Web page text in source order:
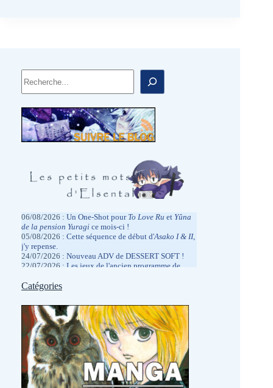
06/08/2026 : Un One-Shot pour To Love Ru et Yûna
de la pension Yuragi ce mois-ci !
05/08/2026 : Cette séquence de début d'Asako I & II,
j'y repense.
24/07/2026 : Nouveau ADV de DESSERT SOFT !
22/07/2026 : Les jeux de l'ancien programme de
13/07/2026 :
05/07/2026 :Hâte de la réentendre dans quelques
jours à la Japan Expo.
2026/06/27 :Des promotions physiques chez
MangaGamer.
19/06/2026 :Kagami Games qui me régale.
06/06/2026 : J'ai assisté à un live drawing d'Hiro
Mashima !
29/05/2026 :Le roman Les Héros de la Galaxie en
français !?
Catégories